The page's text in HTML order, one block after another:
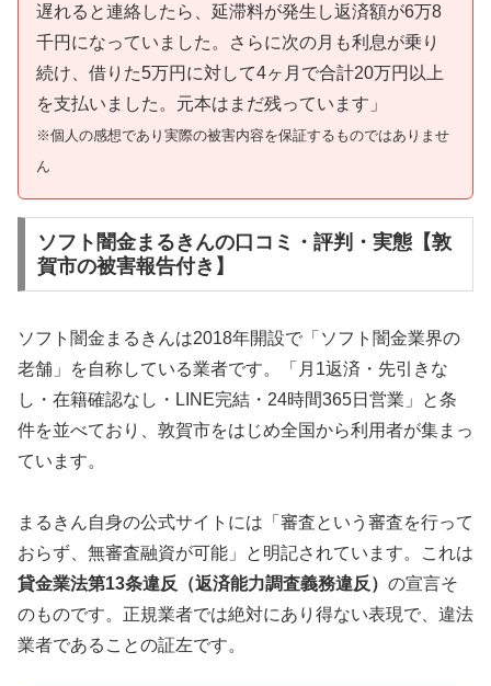
遅れると連絡したら、延滞料が発生し返済額が6万8
千円になっていました。さらに次の月も利息が乗り
続け、借りた5万円に対して4ヶ月で合計20万円以上
を支払いました。元本はまだ残っています」
※個人の感想であり実際の被害内容を保証するものではありませ
ん
ソフト闇金まるきんの口コミ・評判・実態【敦
賀市の被害報告付き】
ソフト闇金まるきんは2018年開設で「ソフト闇金業界の
老舗」を自称している業者です。「月1返済・先引きな
し・在籍確認なし・LINE完結・24時間365日営業」と条
件を並べており、敦賀市をはじめ全国から利用者が集まっ
ています。
まるきん自身の公式サイトには「審査という審査を行って
おらず、無審査融資が可能」と明記されています。これは
貸金業法第13条違反（返済能力調査義務違反） の宣言そ
のものです。正規業者では絶対にあり得ない表現で、違法
業者であることの証左です。